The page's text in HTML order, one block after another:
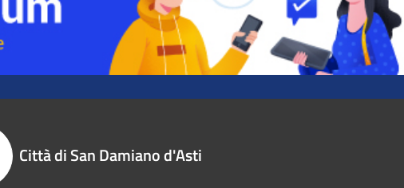
Città di San Damiano d'Asti